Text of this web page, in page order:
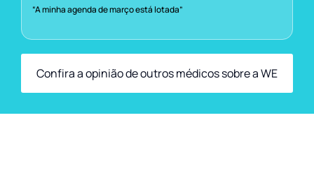
“A minha agenda de março está lotada”
Confira a opinião de outros médicos sobre a WE